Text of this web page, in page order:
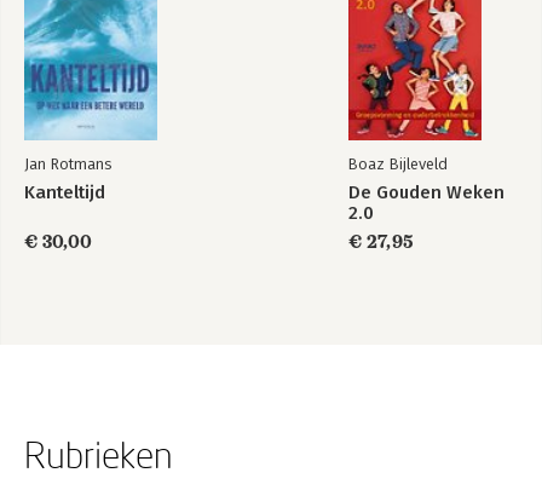
Jan Rotmans
Kanteltijd
€ 30,00
Boaz Bijleveld
De Gouden Weken
2.0
€ 27,95
Rubrieken